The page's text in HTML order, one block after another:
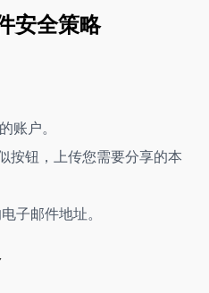
安全策略
账户。
按钮，上传您需要分享的本
子邮件地址。